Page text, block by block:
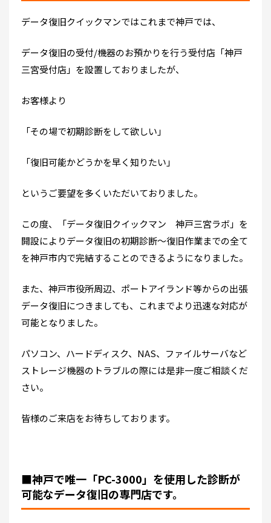
データ復旧クイックマンではこれまで神戸では、
データ復旧の受付/機器のお預かりを行う受付店「神戸
三宮受付店」を設置しておりましたが、
お客様より
「その場で初期診断をして欲しい」
「復旧可能かどうかを早く知りたい」
というご要望を多くいただいておりました。
この度、「データ復旧クイックマン 神戸三宮ラボ」を
開設によりデータ復旧の初期診断～復旧作業までの全て
を神戸市内で完結することのできるようになりました。
また、神戸市役所周辺、ポートアイランド等からの出張
データ復旧につきましても、これまでより迅速な対応が
可能となりました。
パソコン、ハードディスク、NAS、ファイルサーバなど
ストレージ機器のトラブルの際には是非一度ご相談くだ
さい。
皆様のご来店をお待ちしております。
■神戸で唯一「PC-3000」を使用した診断が
可能なデータ復旧の専門店です。